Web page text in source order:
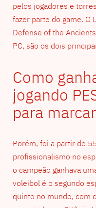
pelos jogadores e
fazer parte do game. O
Defense of the
PC, são os dois
Como
jogando
para
Porém, foi a partir de
profissionalismo no
o campeão ganhava
voleibol é o segundo
quinto no mundo, com